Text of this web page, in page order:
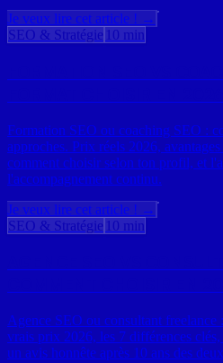
Je veux lire cet article ! →
SEO & Stratégie 10 min
Formation SEO ou coaching SEO :
approches. Prix réels 2026,
comment choisir selon ton profil, et
l'accompagnement continu.
Je veux lire cet article ! →
SEO & Stratégie 10 min
Agence SEO ou consultant
vrais prix 2026, les 7 différences
un avis honnête après 10 ans des